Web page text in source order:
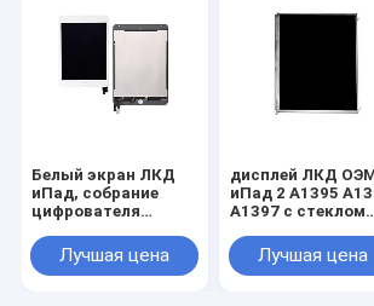
Белый экран ЛКД
иПад, собрание
цифрователя
мини 4 А1538 А155
Лучшая цена
дисплей ЛКД
иПад 2 А1395
А1397 с стеклом
экрана касания
Лучшая цена